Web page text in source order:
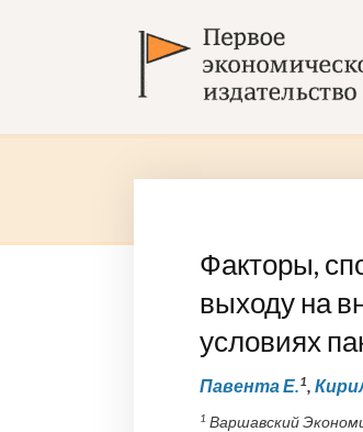
Факторы,
выходу на
условиях
Павента Е.1,
1 Варшавский